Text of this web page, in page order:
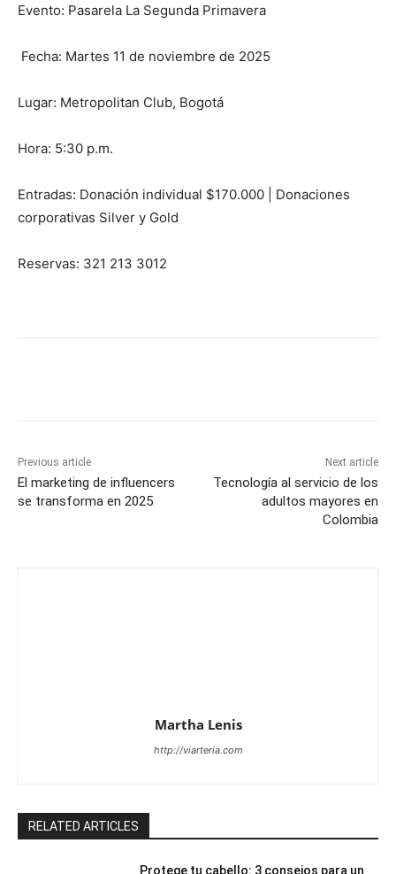
Evento: Pasarela La Segunda Primavera
Fecha: Martes 11 de noviembre de 2025
Lugar: Metropolitan Club, Bogotá
Hora: 5:30 p.m.
Entradas: Donación individual $170.000 | Donaciones
corporativas Silver y Gold
Reservas: 321 213 3012
Previous article
El marketing de influencers
se transforma en 2025
Next article
Tecnología al servicio de los
adultos mayores en
Colombia
Martha Lenis
http://viarteria.com
RELATED ARTICLES
Protege tu cabello: 3 consejos para un